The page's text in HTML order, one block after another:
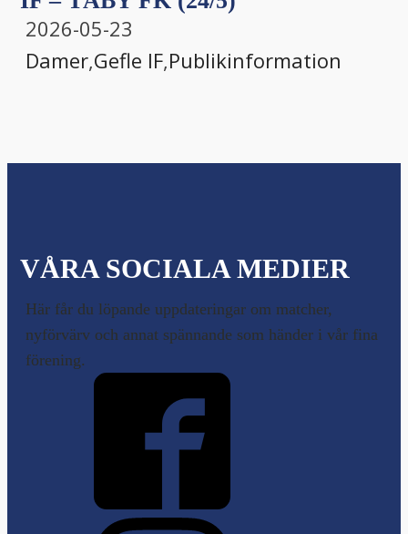
2026-05-23
Damer,Gefle IF,Publikinformation
VÅRA SOCIALA MEDIER
Här får du löpande uppdateringar om matcher,
nyförvärv och annat spännande som händer i vår fina
förening.